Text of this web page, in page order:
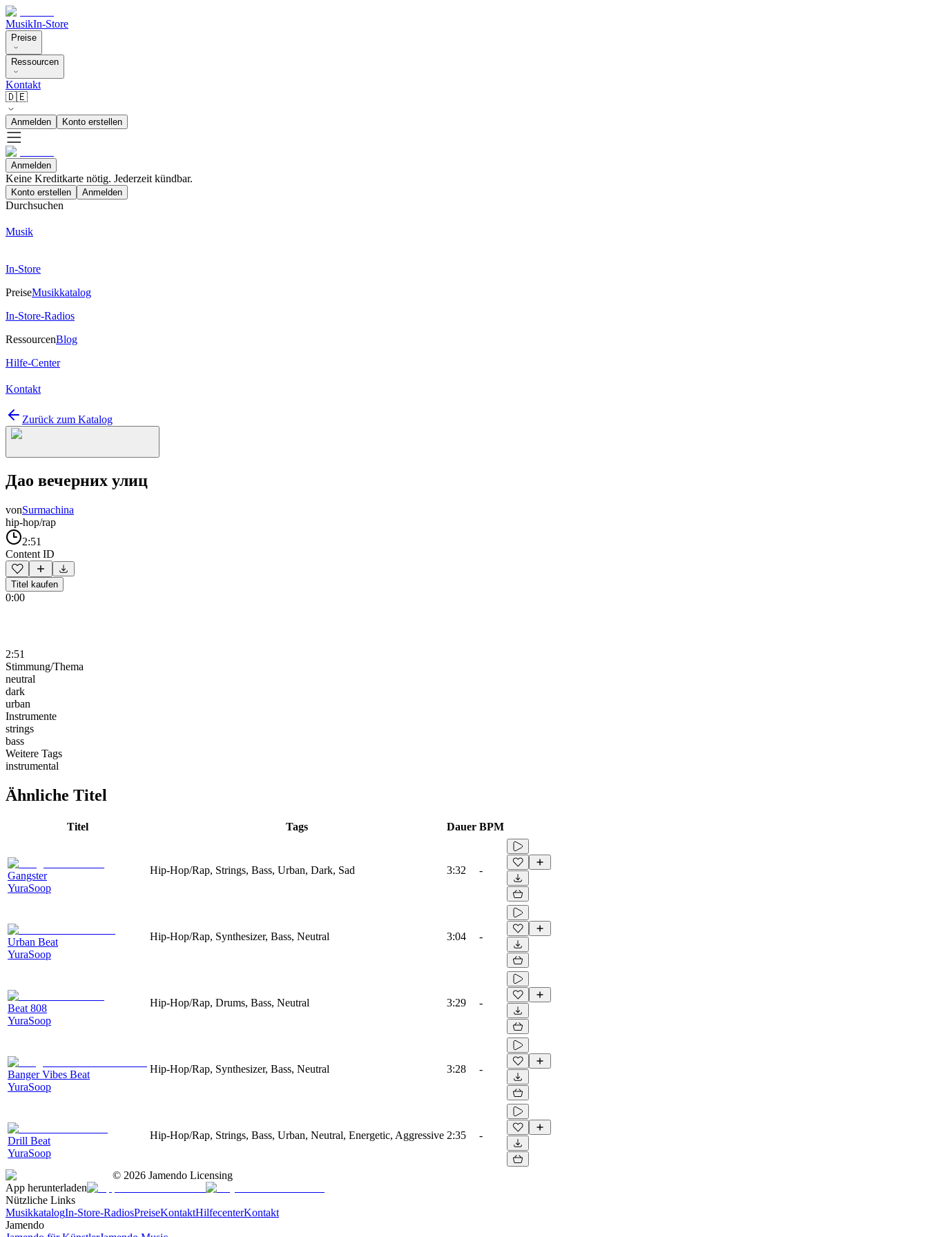
MusikIn-Store
Preise
Ressourcen
Kontakt
🇩🇪
Anmelden Konto erstellen
Anmelden
Keine Kreditkarte nötig. Jederzeit kündbar.
Konto erstellen Anmelden
Durchsuchen
Musik
In-Store
PreiseMusikkatalog
In-Store-Radios
RessourcenBlog
Hilfe-Center
Kontakt
Zurück zum Katalog
Дао вечерних улиц
vonSurmachina
hip-hop/rap
2:51
Content ID
Titel kaufen
0:00
2:51
Stimmung/Thema
neutral
dark
urban
Instrumente
strings
bass
Weitere Tags
instrumental
Ähnliche Titel
Titel Tags Dauer BPM
Gangster
YuraSoop
Hip-Hop/Rap, Strings, Bass, Urban, Dark, Sad 3:32 -
Urban Beat
YuraSoop
Hip-Hop/Rap, Synthesizer, Bass, Neutral 3:04 -
Beat 808
YuraSoop
Hip-Hop/Rap, Drums, Bass, Neutral 3:29 -
Banger Vibes Beat
YuraSoop
Hip-Hop/Rap, Synthesizer, Bass, Neutral 3:28 -
Drill Beat
YuraSoop
Hip-Hop/Rap, Strings, Bass, Urban, Neutral, Energetic, Aggressive 2:35 -
© 2026 Jamendo Licensing
App herunterladen
Nützliche Links
MusikkatalogIn-Store-RadiosPreiseKontaktHilfecenterKontakt
Jamendo